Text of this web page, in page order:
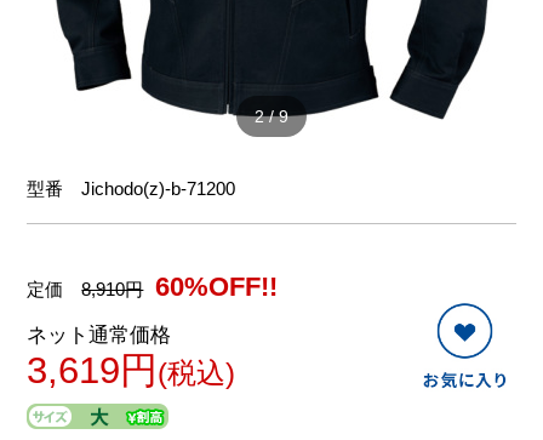
2/9
型番Jichodo(z)-b-71200
定価8,910円 60%OFF!!
ネット通常価格
3,619円 (税込)